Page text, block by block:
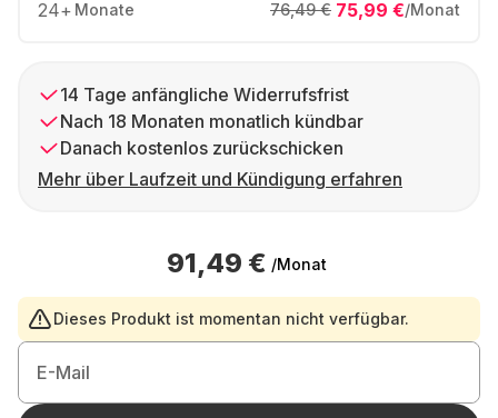
24+ Monate 75,99 €/Monat
76,49 €
14 Tage anfängliche Widerrufsfrist
Nach 18 Monaten monatlich kündbar
Danach kostenlos zurückschicken
Mehr über Laufzeit und Kündigung erfahren
91,49 € /Monat
Dieses Produkt ist momentan nicht verfügbar.
E-Mail